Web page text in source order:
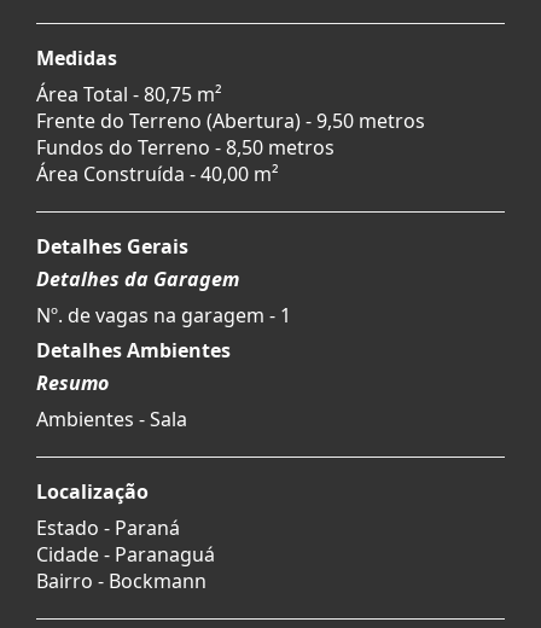
Medidas
Área Total - 80,75 m²
Frente do Terreno (Abertura) - 9,50 metros
Fundos do Terreno - 8,50 metros
Área Construída - 40,00 m²
Detalhes Gerais
Detalhes da Garagem
Nº. de vagas na garagem - 1
Detalhes Ambientes
Resumo
Ambientes - Sala
Localização
Estado - Paraná
Cidade - Paranaguá
Bairro - Bockmann